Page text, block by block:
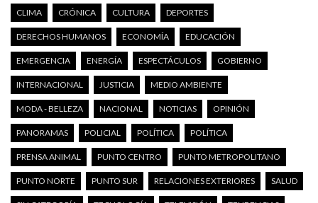
CLIMA CRÓNICA CULTURA DEPORTES
DERECHOS HUMANOS ECONOMÍA EDUCACIÓN
EMERGENCIA ENERGÍA ESPECTÁCULOS GOBIERNO
INTERNACIONAL JUSTICIA MEDIO AMBIENTE
MODA - BELLEZA NACIONAL NOTICIAS OPINIÓN
PANORAMAS POLICIAL POLÍTICA POLÍTICA
PRENSA ANIMAL PUNTO CENTRO PUNTO METROPOLITANO
PUNTO NORTE PUNTO SUR RELACIONES EXTERIORES SALUD